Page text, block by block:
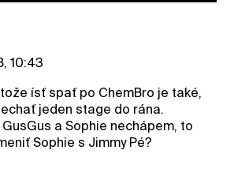
10:43
ísť spať po ChemBro je také,
jeden stage do rána.
a Sophie nechápem, to
Sophie s Jimmy Pé?